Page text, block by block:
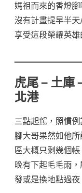
媽祖而來的香燈
沒有計畫提早半
享受這段榮耀英雄
虎尾 – 土庫
北港
三點起駕，照慣
腳大哥果然如他
區大概只剩幾個
晚有下起毛毛雨
發或是換地點過夜